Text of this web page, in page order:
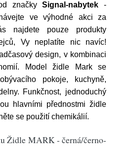
značkySignal-nabytek -
ve výhodné akci za
najdete pouze produkty
Vy neplatíte nic navíc!
design, v kombinaci
Model židle Mark se
pokoje, kuchyně,
Funkčnost, jednoduchý
hlavními přednostmi židle
se použití chemikálií.
Židle MARK - černá/černo-